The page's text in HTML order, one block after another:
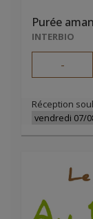
Purée
INTERBIO
-
Réception